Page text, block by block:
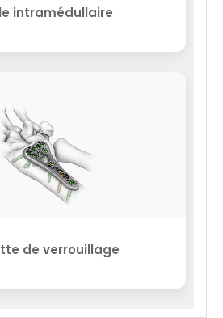
intramédullaire
de verrouillage